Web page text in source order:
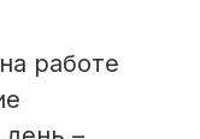
работе